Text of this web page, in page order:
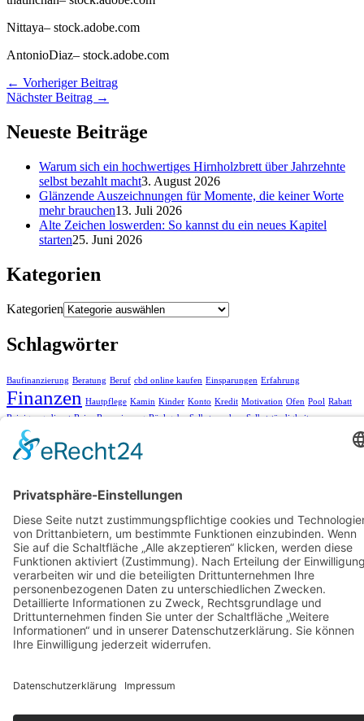
Nittaya– stock.adobe.com
AntonioDiaz– stock.adobe.com
← Vorheriger Beitrag
Nächster Beitrag →
Neueste Beiträge
Warum sich ein hochwertiges Hirnholzbrett über Jahrzehnte
selbst bezahlt macht3. August 2026
Glänzende Auszeichnungen für Momente, die keiner Worte
mehr brauchen13. Juli 2026
Alte Zeichen loswerden: So kannst du ein neues Kapitel
starten25. Juni 2026
Kategorien
Kategorien
Schlagwörter
Baufinanzierung Beratung Beruf cbd online kaufen Einsparungen Erfahrung
Finanzen Hautpflege Kamin Kinder Konto Kredit Motivation Ofen Pool Rabatt
Reinigungsdienst Reise Renovierung Rückgabe Selbst machen Selbstständigkeit
Sparen Sparen im Alltag
Unterstützung
Upcycling Warenrückgabe
Archiv
Archiv
Copyright © 2026 Dein Sparschwein
Datenschutz
Impressum